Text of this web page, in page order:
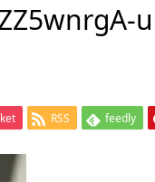
RSS feedly